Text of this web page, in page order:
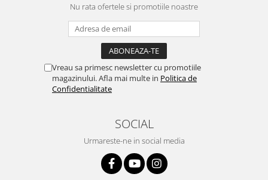
Nu rata ofertele si promotiile noastre
Vreau sa primesc newsletter cu promotiile
magazinului. Afla mai multe in Politica de
Confidentialitate
SOCIAL
Urmareste-ne in social media